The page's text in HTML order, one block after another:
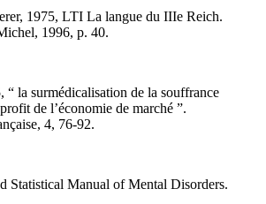
1975, LTI La langue du IIIe Reich.
1996, p. 40.
“ la surmédicalisation de la souffrance
de l’économie de marché ”.
4, 76-92.
Statistical Manual of Mental Disorders.